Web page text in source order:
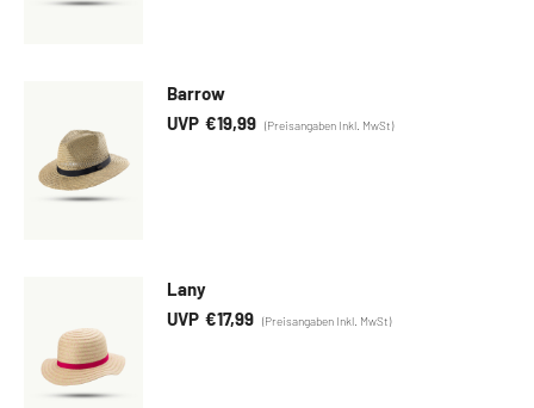
Barrow
€19,99
Lany
€17,99